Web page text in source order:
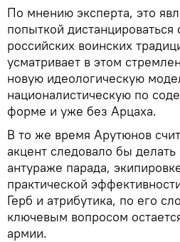
По мнению эксперта, это
попыткой дистанцироваться
российских воинских
усматривает в этом
новую идеологическую
националистическую по
форме и уже без Арцаха.
В то же время Арутюнов
акцент следовало бы
антураже парада,
практической
Герб и атрибутика, по его
ключевым вопросом
армии.